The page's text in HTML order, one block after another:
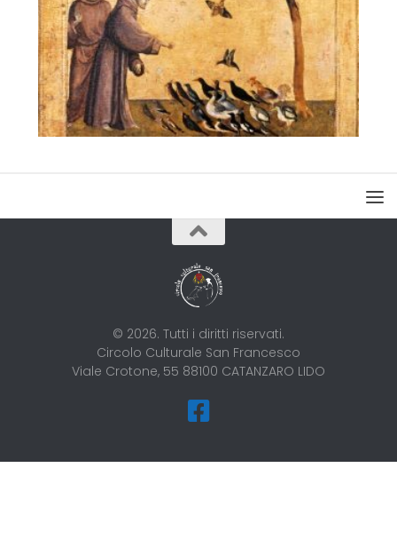
© 2026. Tutti i diritti riservati.
Circolo Culturale San Francesco
Viale Crotone, 55 88100 CATANZARO LIDO